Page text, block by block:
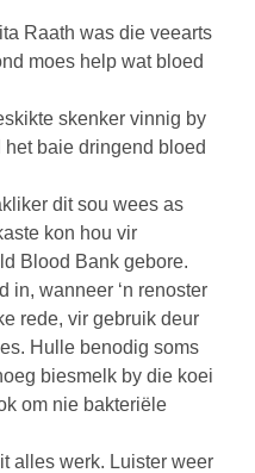
Raath was die veearts
moes help wat bloed
skenker vinnig by
baie dringend bloed
dit sou wees as
kon hou vir
Blood Bank gebore.
in, wanneer ‘n renoster
rede, vir gebruik deur
Hulle benodig soms
biesmelk by die koei
om nie bakteriële
alles werk. Luister weer